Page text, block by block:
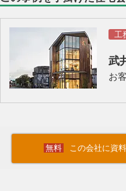
工
武
お
この会社に資